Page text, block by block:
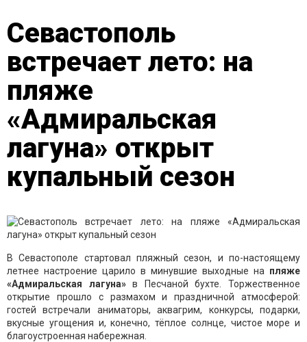
Севастополь
встречает лето: на
пляже
«Адмиральская
лагуна» открыт
купальный сезон
В Севастополе стартовал пляжный сезон, и по-настоящему
летнее настроение царило в минувшие выходные на пляже
«Адмиральская лагуна»в Песчаной бухте. Торжественное
открытие прошло с размахом и праздничной атмосферой:
гостей встречали аниматоры, аквагрим, конкурсы, подарки,
вкусные угощения и, конечно, тёплое солнце, чистое море и
благоустроенная набережная.